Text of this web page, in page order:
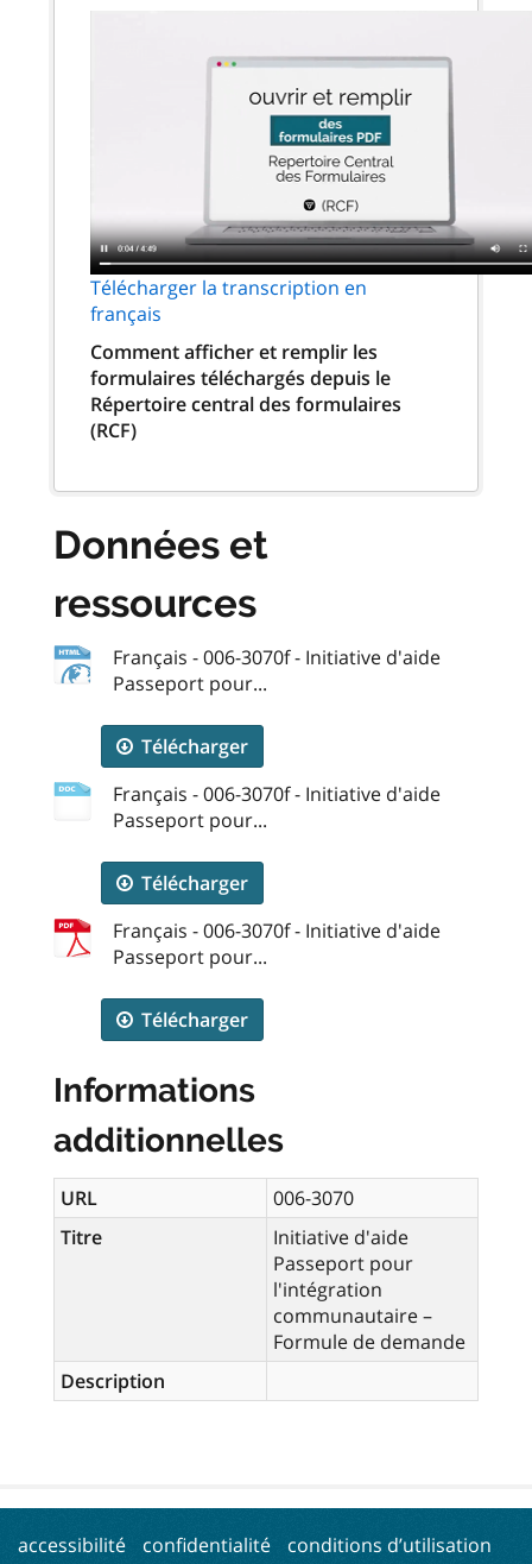
Télécharger la transcription en
français
Comment afficher et remplir les
formulaires téléchargés depuis le
Répertoire central des formulaires
(RCF)
Données et
ressources
Français - 006-3070f - Initiative d'aide
Passeport pour...
Télécharger
Français - 006-3070f - Initiative d'aide
Passeport pour...
Télécharger
Français - 006-3070f - Initiative d'aide
Passeport pour...
Télécharger
Informations
additionnelles
URL
006-3070
Titre
Initiative d'aide
Passeport pour
l'intégration
communautaire –
Formule de demande
Description
accessibilité confidentialité conditions d’utilisation